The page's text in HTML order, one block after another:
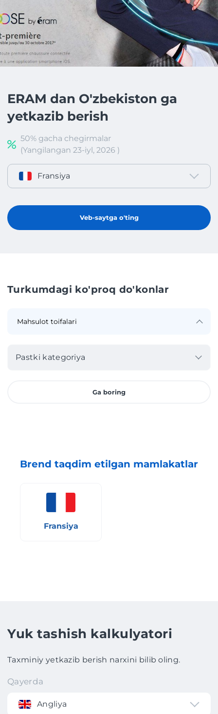
ERAM dan O'zbekiston ga
yetkazib berish
50% gacha chegirmalar
(Yangilangan 23-iyl, 2026 )
Fransiya
Veb-saytga o'ting
Turkumdagi ko'proq do'konlar
Pastki kategoriya
Ga boring
Brend taqdim etilgan mamlakatlar
Fransiya
Yuk tashish kalkulyatori
Taxminiy yetkazib berish narxini bilib oling.
Qayerda
Angliya